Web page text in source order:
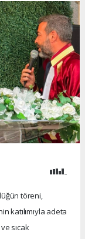
töreni,
katılımıyla adeta
sıcak